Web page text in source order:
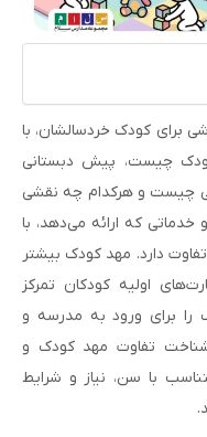
برای کودک خردسالشان، با
چیست، پیش دبستانی
چیست و هرکدام چه نقشی
که ارائه می‌دهد، با
دارد. مهد کودک بیشتر
اولیه کودکان تمرکز
را برای ورود به مدرسه و
شناخت تفاوت مهد کودک و
با سن، نیاز و شرایط